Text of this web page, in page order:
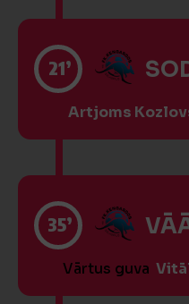
21’
Artjoms
35’
Vārtus guva